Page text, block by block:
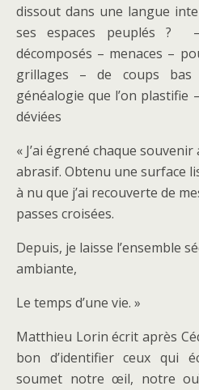
dissout dans une langue
ses espaces peuplés ?
décomposés – menaces –
grillages – de coups
généalogie que l’on plastifie
déviées
« J’ai égrené chaque
abrasif. Obtenu une surface
à nu que j’ai recouverte de
passes croisées.
Depuis, je laisse l’ensemble
ambiante,
Le temps d’une vie. »
Matthieu Lorin écrit après
bon d’identifier ceux qui
soumet notre œil, notre